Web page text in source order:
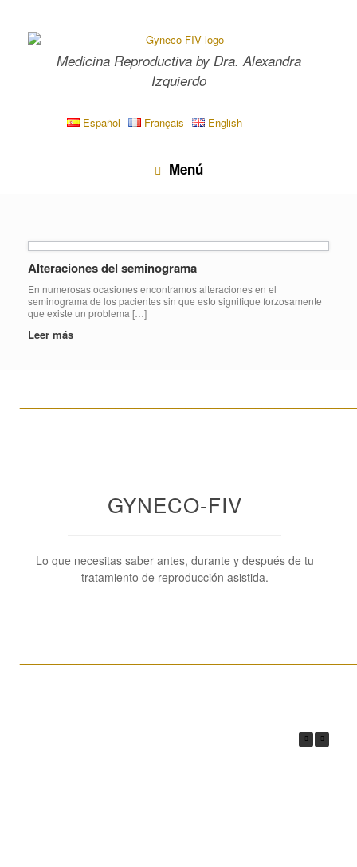
contenido
Medicina Reproductiva by Dra. Alexandra
Izquierdo
Español Français English
Menú
Alteraciones del seminograma
En numerosas ocasiones encontramos alteraciones en el
seminograma de los pacientes sin que esto signifique forzosamente
que existe un problema […]
Leer más
GYNECO-FIV
Lo que necesitas saber antes, durante y después de tu
tratamiento de reproducción asistida.